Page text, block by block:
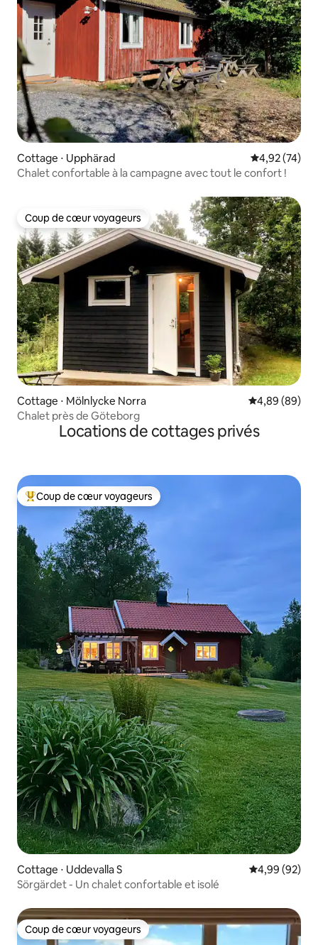
Cottage ⋅ Upphärad Évaluation
4,92 (74)
Chalet confortable à la campagne avec tout le confort !
Coup de cœur voyageurs
Coup de cœur voyageurs
Cottage ⋅ Mölnlycke Norra Évaluation
4,89 (89)
Chalet près de Göteborg
Locations de cottages privés
Coups de cœur voyageurs les plus appréciés
Coup de cœur voyageurs
Cottage ⋅ Uddevalla S Évaluation
4,99 (92)
Sörgärdet - Un chalet confortable et isolé
Coup de cœur voyageurs
Coup de cœur voyageurs